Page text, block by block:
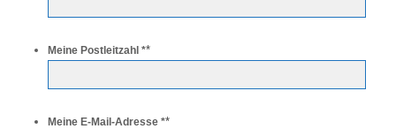
Meine Postleitzahl **
Meine E-Mail-Adresse **